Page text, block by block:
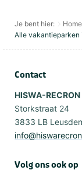
Je bent hier: Home
Alle vakantieparken
Contact
HISWA-RECRON
Storkstraat 24
3833 LB Leusden
Volg ons ook op